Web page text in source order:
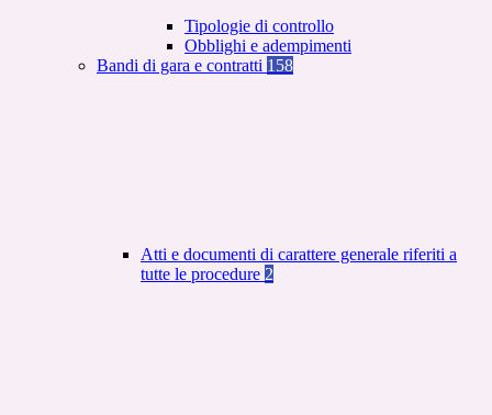
Tipologie di controllo
Obblighi e adempimenti
Bandi di gara e contratti 158
Atti e documenti di carattere generale riferiti a
tutte le procedure 2